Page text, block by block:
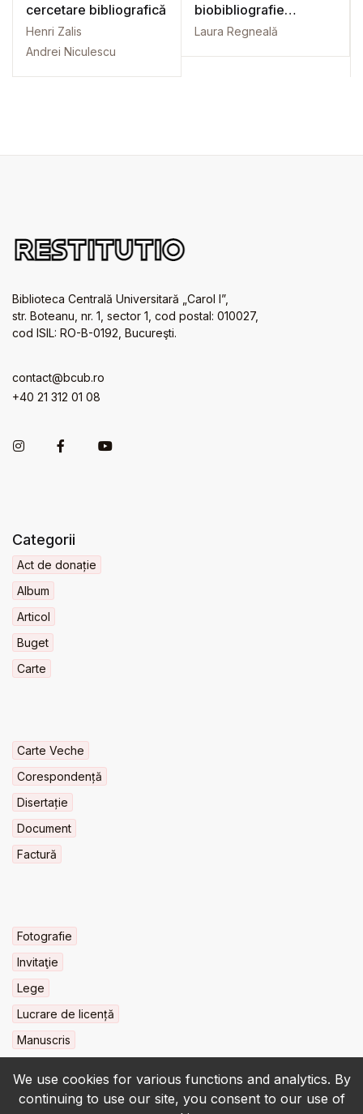
We use cookies for various functions and analytics. By
continuing to use our site, you consent to our use of
cercetare bibliografică
Henri Zalis
Andrei Niculescu
biobibliografie
adnotata
Laura Regneală
Biblioteca Centrală Universitară „Carol I”,
str. Boteanu, nr. 1, sector 1, cod postal: 010027,
cod ISIL: RO-B-0192, Bucureşti.
contact@bcub.ro
+40 21 312 01 08
Categorii
Act de donație
Album
Articol
Buget
Carte
Carte Veche
Corespondență
Disertație
Document
Factură
Fotografie
Invitaţie
Lege
Lucrare de licență
Manuscris